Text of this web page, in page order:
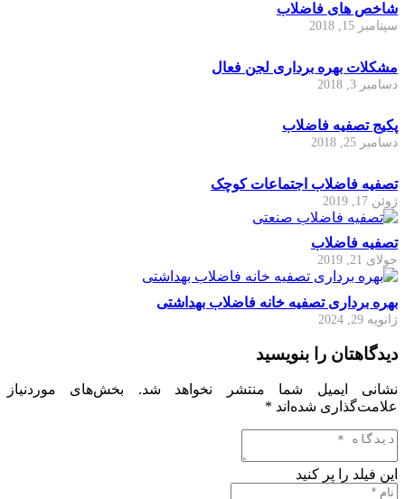
شاخص های فاضلاب
سپتامبر 15, 2018
مشکلات بهره برداری لجن فعال
دسامبر 3, 2018
پکیج تصفیه فاضلاب
دسامبر 25, 2018
تصفیه فاضلاب اجتماعات کوچک
ژوئن 17, 2019
تصفیه فاضلاب
جولای 21, 2019
بهره برداری تصفیه خانه فاضلاب بهداشتی
ژانویه 29, 2024
دیدگاهتان را بنویسید
نشانی ایمیل شما منتشر نخواهد شد.
بخش‌های موردنیاز
علامت‌گذاری شده‌اند *
این فیلد را پر کنید